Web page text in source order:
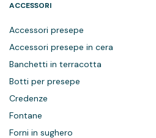
ACCESSORI
Accessori presepe
Accessori presepe in cera
Banchetti in terracotta
Botti per presepe
Credenze
Fontane
Forni in sughero